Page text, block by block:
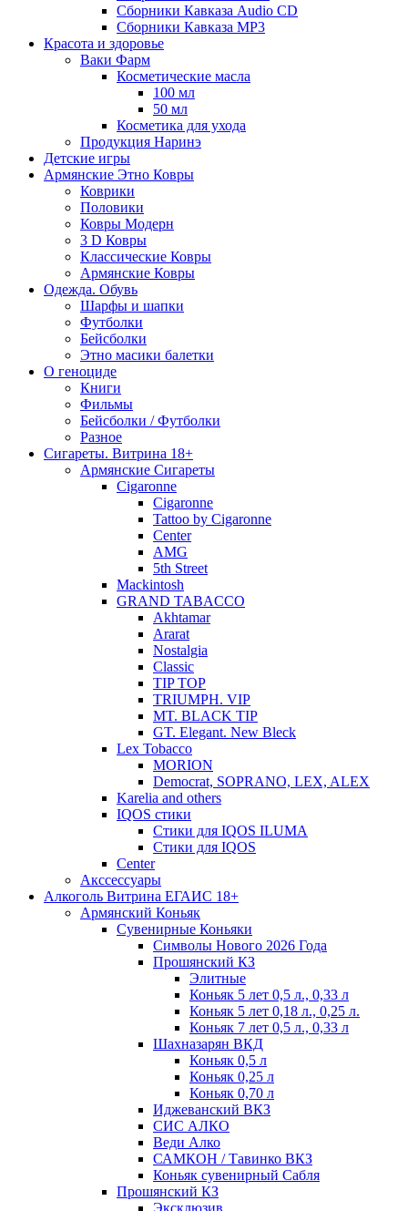
Сборники Кавказа Audio CD
Сборники Кавказа MP3
Красота и здоровье
Ваки Фарм
Косметические масла
100 мл
50 мл
Косметика для ухода
Продукция Наринэ
Детские игры
Армянские Этно Ковры
Коврики
Половики
Ковры Модерн
3 D Ковры
Классические Ковры
Армянские Ковры
Одежда. Обувь
Шарфы и шапки
Футболки
Бейсболки
Этно масики балетки
О геноциде
Книги
Фильмы
Бейсболки / Футболки
Разное
Сигареты. Витрина 18+
Армянские Сигареты
Cigaronne
Cigaronne
Tattoo by Cigaronne
Center
AMG
5th Street
Mackintosh
GRAND TABACCO
Akhtamar
Ararat
Nostalgia
Classic
TIP TOP
TRIUMPH. VIP
MT. BLACK TIP
GT. Elegant. New Bleck
Lex Tobacco
MORION
Democrat, SOPRANO, LEX, ALEX
Karelia and others
IQOS стики
Стики для IQOS ILUMA
Стики для IQOS
Сenter
Акссессуары
Алкоголь Витрина ЕГАИС 18+
Армянский Коньяк
Сувенирные Коньяки
Символы Нового 2026 Года
Прошянский КЗ
Элитные
Коньяк 5 лет 0,5 л., 0,33 л
Коньяк 5 лет 0,18 л., 0,25 л.
Коньяк 7 лет 0,5 л., 0,33 л
Шахназарян ВКД
Коньяк 0,5 л
Коньяк 0,25 л
Коньяк 0,70 л
Иджеванский ВКЗ
СИС АЛКО
Веди Алко
САМКОН / Тавинко ВКЗ
Коньяк сувенирный Сабля
Прошянский КЗ
Эксклюзив